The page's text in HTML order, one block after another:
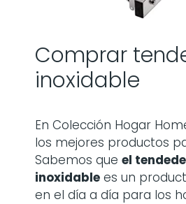
Comprar
inoxidable
En Colección Hogar
los mejores productos
Sabemos que el
inoxidable es un
en el día a día para los